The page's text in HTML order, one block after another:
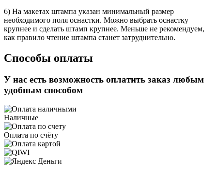
6) На макетах штампа указан минимальный размер
необходимого поля оснастки. Можно выбрать оснастку
крупнее и сделать штамп крупнее. Меньше не рекомендуем,
как правило чтение штампа станет затруднительно.
Способы оплаты
У нас есть возможность оплатить заказ любым
удобным способом
Наличные
Оплата по счёту